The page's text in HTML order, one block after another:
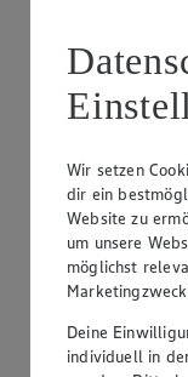
Treueaktionen
Wir setzen
dir ein
Website zu
um unsere
möglichst
Deine
individuell in